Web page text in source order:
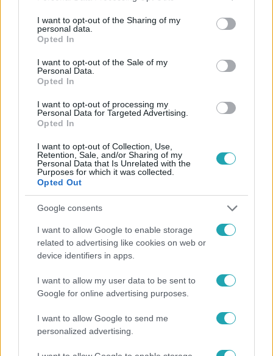
not limited to your visit or usage behaviour. You may click to
grant or deny consent to Google and its third-party tags to
use your data for below specified purposes in below Google
consent section.
I want to opt-out of the Sharing of my
personal data.
Opted In
I want to opt-out of the Sale of my
Personal Data.
Opted In
I want to opt-out of processing my
Personal Data for Targeted Advertising.
Opted In
I want to opt-out of Collection, Use,
Retention, Sale, and/or Sharing of my
Personal Data that Is Unrelated with the
Purposes for which it was collected.
Opted Out
Google consents
I want to allow Google to enable storage
related to advertising like cookies on web or
device identifiers in apps.
I want to allow my user data to be sent to
Google for online advertising purposes.
I want to allow Google to send me
personalized advertising.
HÍRADÓ #KÜLFÖLD #ADÁSRÉSZLETEK # VIDEÓ
TOP HÍREK
BUENOS AIRES
Népszerű